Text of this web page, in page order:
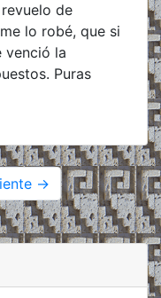
de
lo robé, que si
venció la
Puras
→